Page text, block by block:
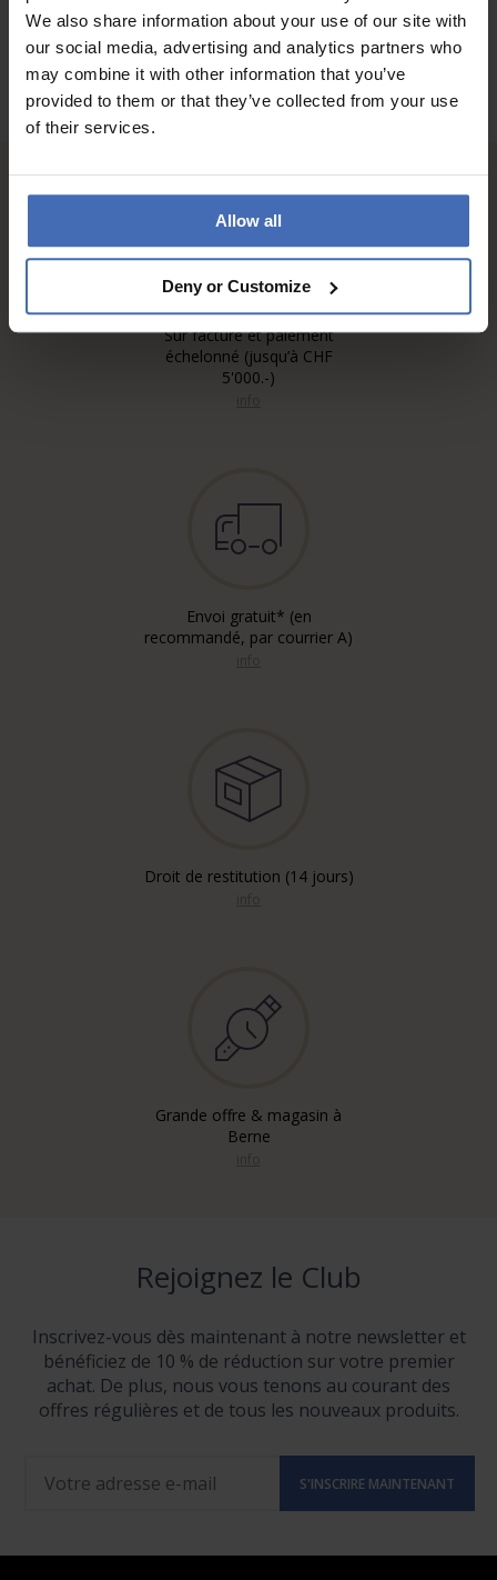
We also share information about your use of our site with
our social media, advertising and analytics partners who
may combine it with other information that you’ve
provided to them or that they’ve collected from your use
of their services.
Allow all
Deny or Customize
Sur facture et paiement
échelonné (jusqu’à CHF
5'000.-)
Envoi gratuit* (en
recommandé, par courrier A)
Droit de restitution (14 jours)
Grande offre & magasin à
Berne
Rejoignez le Club
Inscrivez-vous dès maintenant à notre newsletter et
bénéficiez de 10 % de réduction sur votre premier
achat. De plus, nous vous tenons au courant des
offres régulières et de tous les nouveaux produits.